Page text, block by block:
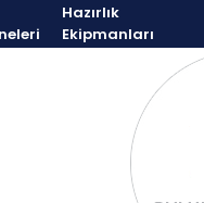
Hazırlık
Ekipmanları